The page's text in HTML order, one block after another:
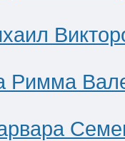
Римма